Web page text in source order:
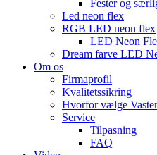
Fester og
Led neon flex
RGB LED neon flex
LED Neon
Dream farve LED
Om os
Firmaprofil
Kvalitetssikring
Hvorfor vælge
Service
Tilpasning
FAQ